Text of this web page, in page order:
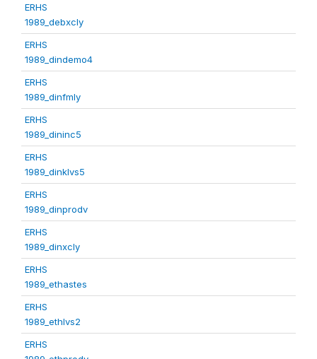
ERHS
1989_debxcly
ERHS
1989_dindemo4
ERHS
1989_dinfmly
ERHS
1989_dininc5
ERHS
1989_dinklvs5
ERHS
1989_dinprodv
ERHS
1989_dinxcly
ERHS
1989_ethastes
ERHS
1989_ethlvs2
ERHS